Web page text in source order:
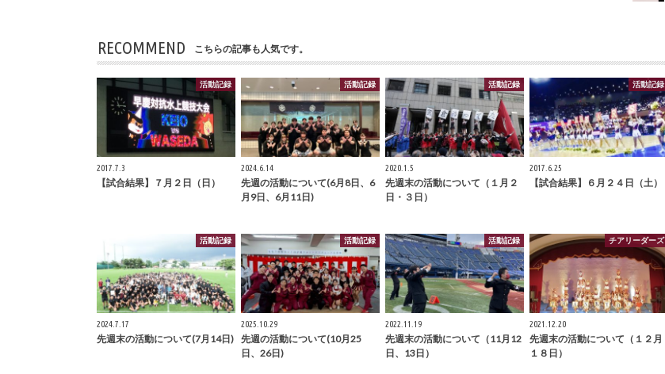
RECOMMEND こちらの記事も人気です。
活動記録
2017.7.3
【試合結果】７月２日（日）
活動記録
2024.6.14
先週の活動について(6月8日、6
月9日、6月11日)
活動記録
2020.1.5
先週末の活動について（１月２
日・３日）
活動記録
2017.6.25
【試合結果】６月２４日（土）
活動記録
2024.7.17
先週末の活動について(7月14日)
活動記録
2025.10.29
先週の活動について(10月25
日、26日)
活動記録
2022.11.19
先週末の活動について（11月12
日、13日）
チアリーダーズ
2021.12.20
先週末の活動について（１２月
１８日）